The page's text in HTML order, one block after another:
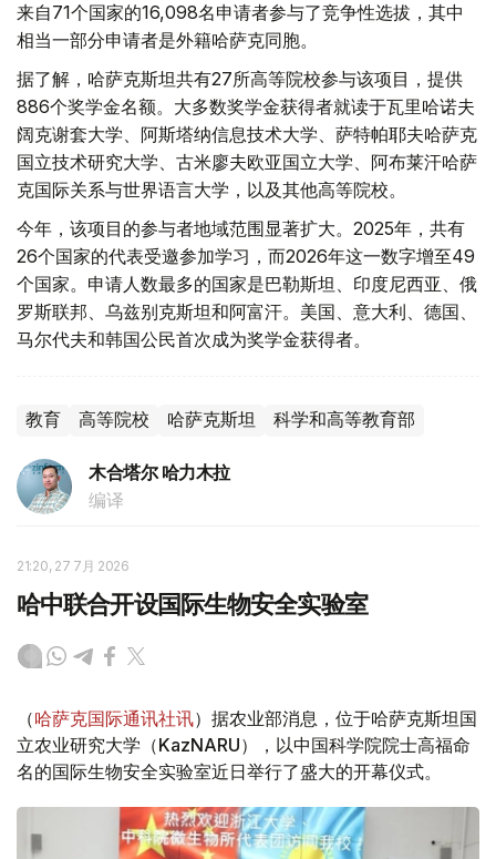
来自71个国家的16,098名申请者参与了竞争性选拔，其中
相当一部分申请者是外籍哈萨克同胞。
据了解，哈萨克斯坦共有27所高等院校参与该项目，提供
886个奖学金名额。大多数奖学金获得者就读于瓦里哈诺夫
阔克谢套大学、阿斯塔纳信息技术大学、萨特帕耶夫哈萨克
国立技术研究大学、古米廖夫欧亚国立大学、阿布莱汗哈萨
克国际关系与世界语言大学，以及其他高等院校。
今年，该项目的参与者地域范围显著扩大。2025年，共有
26个国家的代表受邀参加学习，而2026年这一数字增至49
个国家。申请人数最多的国家是巴勒斯坦、印度尼西亚、俄
罗斯联邦、乌兹别克斯坦和阿富汗。美国、意大利、德国、
马尔代夫和韩国公民首次成为奖学金获得者。
教育 高等院校 哈萨克斯坦 科学和高等教育部
木合塔尔 哈力木拉
编译
21:20, 27 7月 2026
哈中联合开设国际生物安全实验室
（哈萨克国际通讯社讯）据农业部消息，位于哈萨克斯坦国
立农业研究大学（KazNARU），以中国科学院院士高福命
名的国际生物安全实验室近日举行了盛大的开幕仪式。